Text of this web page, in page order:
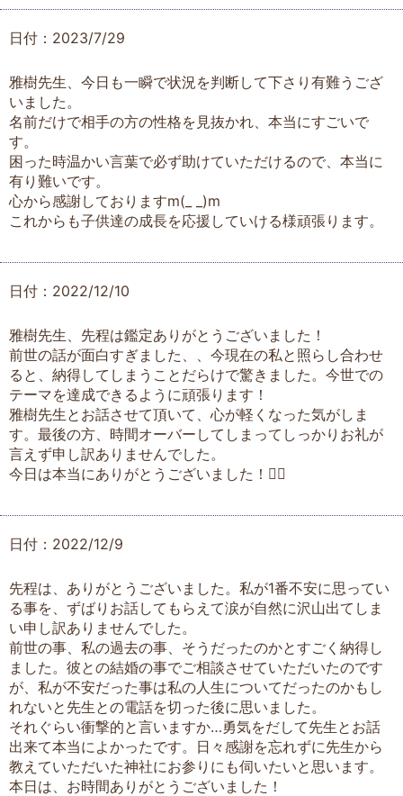
日付：2023/7/29
雅樹先生、今日も一瞬で状況を判断して下さり有難うござ
いました。
名前だけで相手の方の性格を見抜かれ、本当にすごいで
す。
困った時温かい言葉で必ず助けていただけるので、本当に
有り難いです。
心から感謝しておりますm(_ _)m
これからも子供達の成長を応援していける様頑張ります。
日付：2022/12/10
雅樹先生、先程は鑑定ありがとうございました！
前世の話が面白すぎました、、今現在の私と照らし合わせ
ると、納得してしまうことだらけで驚きました。今世での
テーマを達成できるように頑張ります！
雅樹先生とお話させて頂いて、心が軽くなった気がしま
す。最後の方、時間オーバーしてしまってしっかりお礼が
言えず申し訳ありませんでした。
今日は本当にありがとうございました！🙇‍♀️
日付：2022/12/9
先程は、ありがとうございました。私が1番不安に思ってい
る事を、ずばりお話してもらえて涙が自然に沢山出てしま
い申し訳ありませんでした。
前世の事、私の過去の事、そうだったのかとすごく納得し
ました。彼との結婚の事でご相談させていただいたのです
が、私が不安だった事は私の人生についてだったのかもし
れないと先生との電話を切った後に思いました。
それぐらい衝撃的と言いますか…勇気をだして先生とお話
出来て本当によかったです。日々感謝を忘れずに先生から
教えていただいた神社にお参りにも伺いたいと思います。
本日は、お時間ありがとうございました！